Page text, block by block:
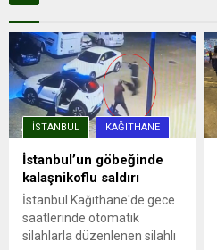
İSTANBUL KAĞITHANE
İstanbul’un göbeğinde
kalaşnikoflu saldırı
İstanbul Kağıthane'de gece
saatlerinde otomatik
silahlarla düzenlenen silahlı